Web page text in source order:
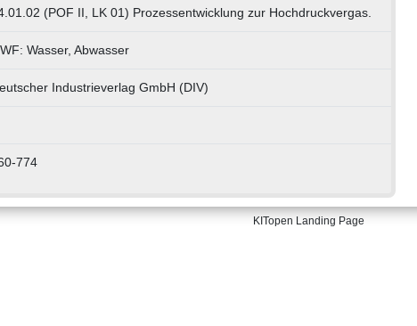
(POF II, LK 01) Prozessentwicklung zur Hochdruckvergas.
Wasser, Abwasser
Industrieverlag GmbH (DIV)
774
KITopen Landing Page